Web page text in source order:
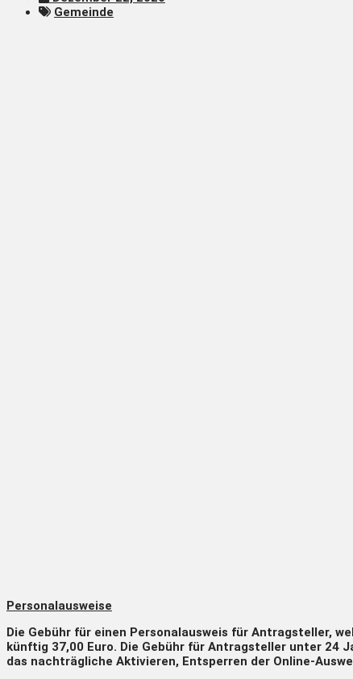
Gemeinde
Personalausweise
Die Gebühr für einen Personalausweis für Antragsteller,
künftig 37,00 Euro. Die Gebühr für Antragsteller unter 24
das nachträgliche Aktivieren, Entsperren der Online-